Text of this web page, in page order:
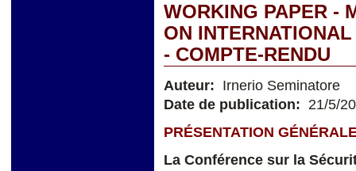
WORKING PAPER -
ON
- COMPTE-RENDU
Auteur: Irnerio Seminatore
Date de publication: 21/5/
PRÉSENTATION
La Conférence sur la